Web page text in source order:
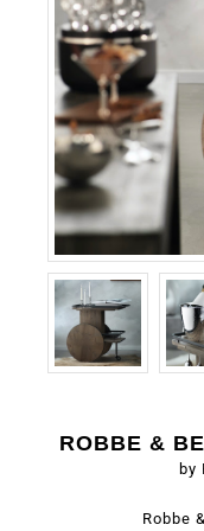
ROBBE &
by
Robbe